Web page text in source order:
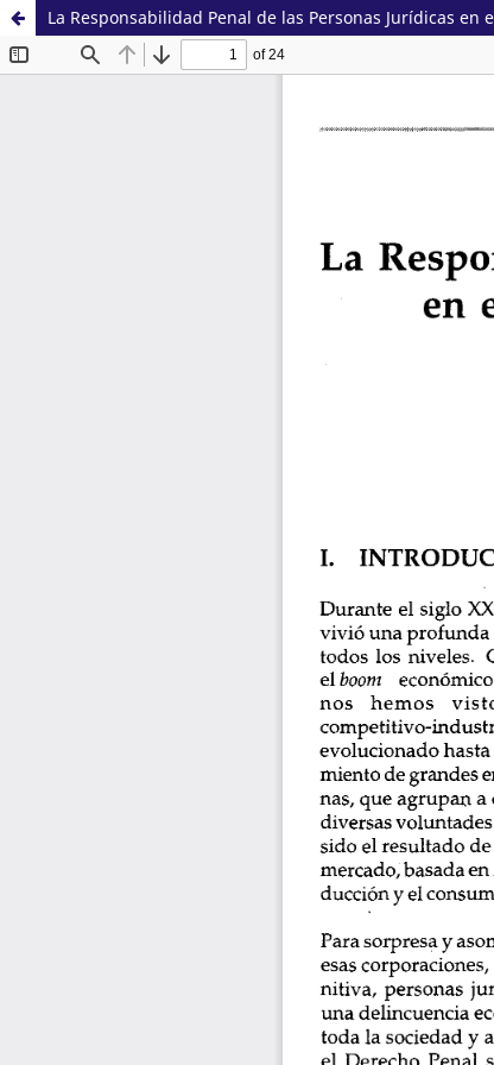
La Responsabilidad Penal de las Personas Jurídicas